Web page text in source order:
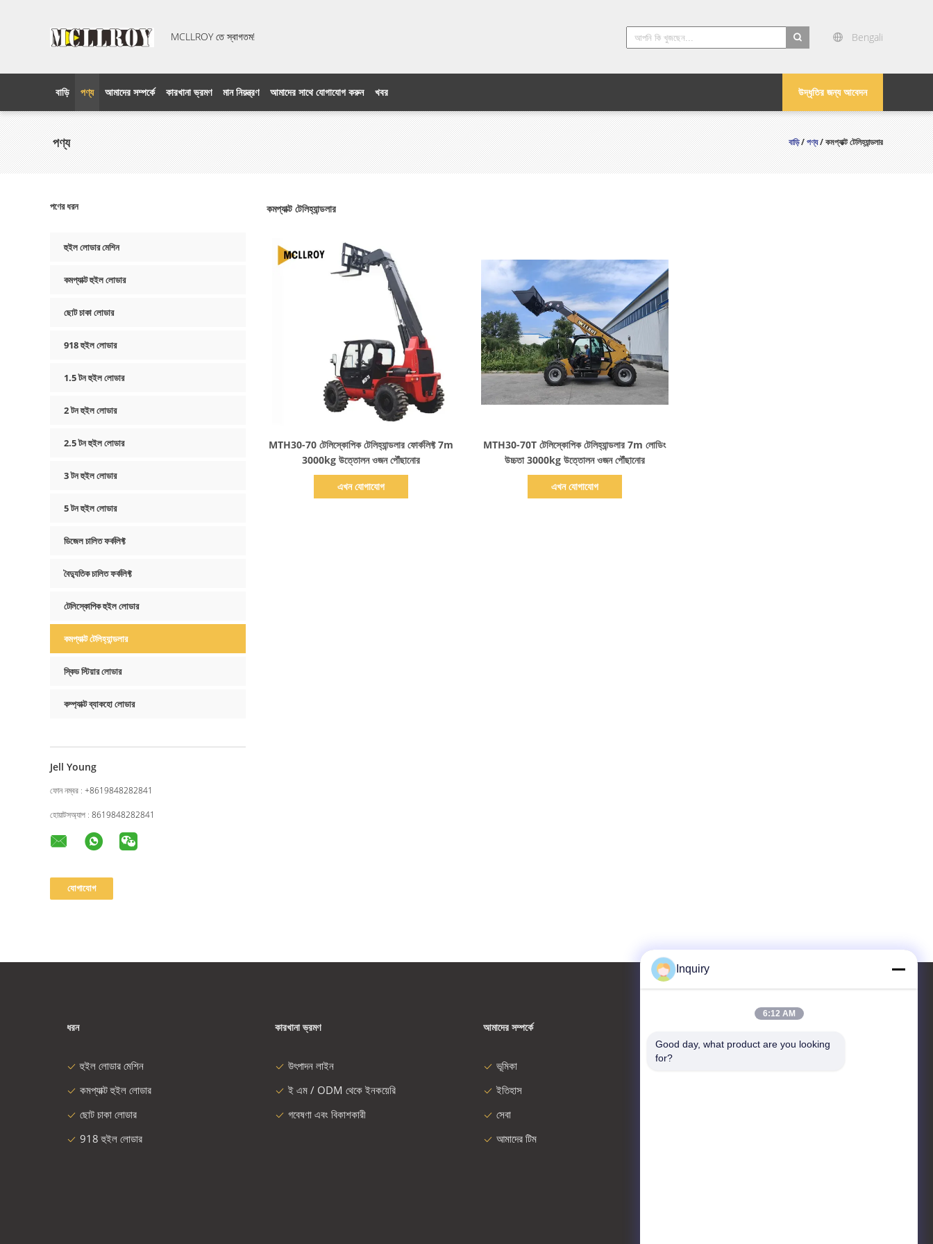
MCLLROY তে স্বাগতম!
Bengali
উদ্ধৃতির জন্য আবেদন
বাড়ি পণ্য আমাদের সম্পর্কে কারখানা ভ্রমণ মান নিয়ন্ত্রণ আমাদের সাথে যোগাযোগ করুন খবর
পণ্য বাড়ি/পণ্য/ কমপ্যাক্ট টেলিহ্যান্ডলার
পণের ধরন
হুইল লোডার মেশিন
কমপ্যাক্ট হুইল লোডার
ছোট চাকা লোডার
918 হুইল লোডার
1.5 টন হুইল লোডার
2 টন হুইল লোডার
2.5 টন হুইল লোডার
3 টন হুইল লোডার
5 টন হুইল লোডার
ডিজেল চালিত ফর্কলিফ্ট
বৈদ্যুতিক চালিত ফর্কলিফ্ট
টেলিস্কোপিক হুইল লোডার
কমপ্যাক্ট টেলিহ্যান্ডলার
স্কিড স্টিয়ার লোডার
কম্প্যাক্ট ব্যাকহো লোডার
Jell Young
ফোন নম্বর : +8619848282841
হোয়াটসঅ্যাপ : 8619848282841
কমপ্যাক্ট টেলিহ্যান্ডলার
MTH30-70 টেলিস্কোপিক টেলিহ্যান্ডলার ফোর্কলিফ্ট 7m
3000kg উত্তোলন ওজন পৌঁছানোর
এখন যোগাযোগ
MTH30-70T টেলিস্কোপিক টেলিহ্যান্ডলার 7m লোডিং
উচ্চতা 3000kg উত্তোলন ওজন পৌঁছানোর
এখন যোগাযোগ
ধরন
হুইল লোডার মেশিন
কমপ্যাক্ট হুইল লোডার
ছোট চাকা লোডার
918 হুইল লোডার
কারখানা ভ্রমণ
উৎপাদন লাইন
ই এম / ODM থেকে ইনকয়েরি
গবেষণা এবং বিকাশকারী
আমাদের সম্পর্কে
ভূমিকা
ইতিহাস
সেবা
আমাদের টিম
Inquiry
6:12 AM
Good day, what product are you looking
for?